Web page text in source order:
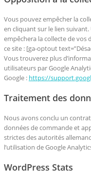
Vous pouvez empêcher la
en cliquant sur le lien
empêchera la collecte de vos
ce site : [ga-optout
Vous trouverez plus
utilisateurs par Google
Google : https://
Traitement des
Nous avons conclu un
données de commande et
strictes des autorités
l’utilisation de Google
WordPress Stats